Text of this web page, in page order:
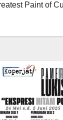
Paint of